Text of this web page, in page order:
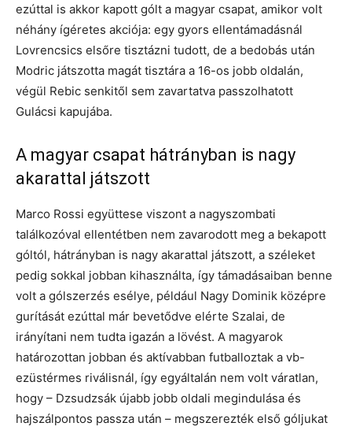
ezúttal is akkor kapott gólt a magyar csapat, amikor volt
néhány ígéretes akciója: egy gyors ellentámadásnál
Lovrencsics elsőre tisztázni tudott, de a bedobás után
Modric játszotta magát tisztára a 16-os jobb oldalán,
végül Rebic senkitől sem zavartatva passzolhatott
Gulácsi kapujába.
A magyar csapat hátrányban is nagy
akarattal játszott
Marco Rossi együttese viszont a nagyszombati
találkozóval ellentétben nem zavarodott meg a bekapott
góltól, hátrányban is nagy akarattal játszott, a széleket
pedig sokkal jobban kihasználta, így támadásaiban benne
volt a gólszerzés esélye, például Nagy Dominik középre
gurítását ezúttal már bevetődve elérte Szalai, de
irányítani nem tudta igazán a lövést. A magyarok
határozottan jobban és aktívabban futballoztak a vb-
ezüstérmes riválisnál, így egyáltalán nem volt váratlan,
hogy – Dzsudzsák újabb jobb oldali megindulása és
hajszálpontos passza után – megszerezték első góljukat